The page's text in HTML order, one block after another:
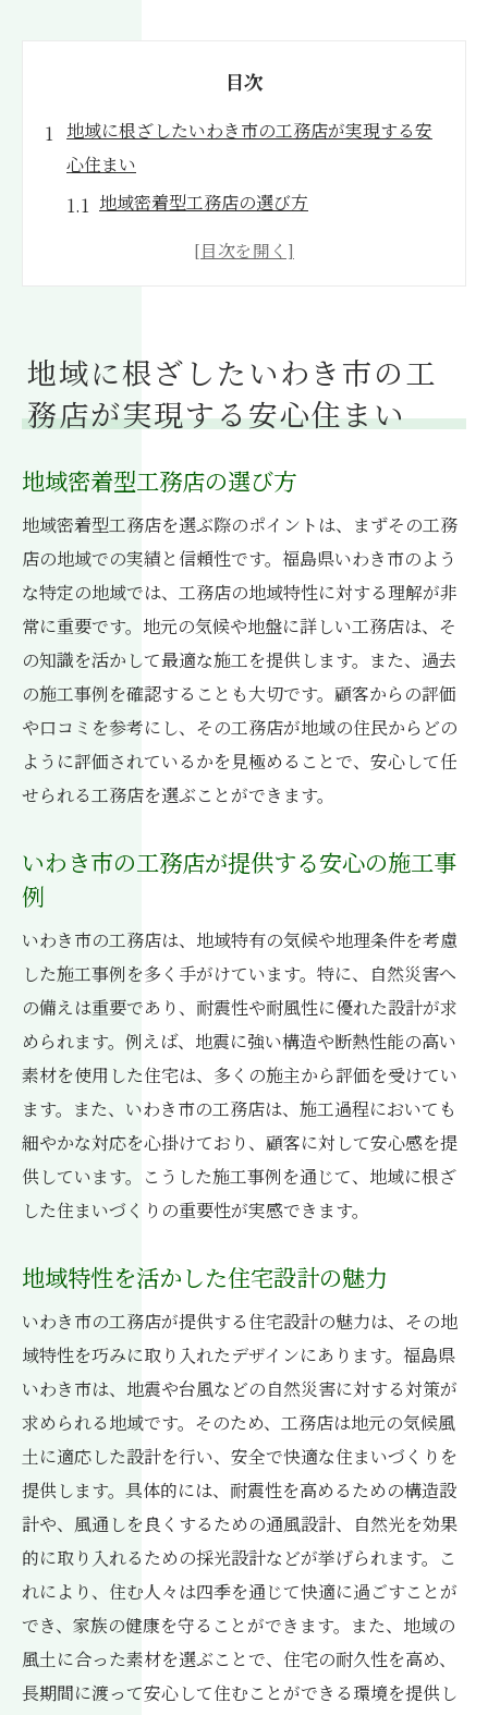
目次
地域に根ざしたいわき市の工務店が実現する安
心住まい
地域密着型工務店の選び方
いわき市の工務店が提供する安心の施工事
地元工務店が提案する地域に適した建材選
び
気候風土を考慮した工務店選びがいわき市での
住まいづくりを左右する
いわき市の気候に適した住宅設計
風土を考慮した耐震・耐風性能の重要性
自然環境に配慮したエコ住宅の提案
地域の気候に強い建材の選び方
気候変動に対応する工務店の取り組み
工務店がもたらす気候に適応した住まいの
メリット
家づくりの秘訣
台風対策を施した施工法
災害後の迅速なサポート体制
地域に即した災害対策の重要性
防災意識を高めるための工務店の工夫
いわき市の実績から学ぶ防災アプローチ
地域特性を活かしたいわき市の工務店が提供す
る施工事例
地元の風景に溶け込むデザイン
季節の変化に対応した施工法
いわき市の歴史を考慮した住宅設計
地域資源を活用した建築アイデア
住民のライフスタイルに適応した住宅設計
いわき市での安心の住まいを実現するための工
務店の選び方
信頼性の高い工務店の見極め方
口コミと実績から選ぶ工務店
訪問時に確認すべきポイント
契約前のチェックリスト
アフターサービスを重視した選択
地元の評判を参考にした工務店選び
地域に根ざしたいわき市の工
務店が実現する安心住まい
地域密着型工務店の選び方
地域密着型工務店を選ぶ際のポイントは、まずその工務
店の地域での実績と信頼性です。福島県いわき市のよう
な特定の地域では、工務店の地域特性に対する理解が非
常に重要です。地元の気候や地盤に詳しい工務店は、そ
の知識を活かして最適な施工を提供します。また、過去
の施工事例を確認することも大切です。顧客からの評価
や口コミを参考にし、その工務店が地域の住民からどの
ように評価されているかを見極めることで、安心して任
せられる工務店を選ぶことができます。
いわき市の工務店が提供する安心の施工事
例
いわき市の工務店は、地域特有の気候や地理条件を考慮
した施工事例を多く手がけています。特に、自然災害へ
の備えは重要であり、耐震性や耐風性に優れた設計が求
められます。例えば、地震に強い構造や断熱性能の高い
素材を使用した住宅は、多くの施主から評価を受けてい
ます。また、いわき市の工務店は、施工過程においても
細やかな対応を心掛けており、顧客に対して安心感を提
供しています。こうした施工事例を通じて、地域に根ざ
した住まいづくりの重要性が実感できます。
地域特性を活かした住宅設計の魅力
いわき市の工務店が提供する住宅設計の魅力は、その地
域特性を巧みに取り入れたデザインにあります。福島県
いわき市は、地震や台風などの自然災害に対する対策が
求められる地域です。そのため、工務店は地元の気候風
土に適応した設計を行い、安全で快適な住まいづくりを
提供します。具体的には、耐震性を高めるための構造設
計や、風通しを良くするための通風設計、自然光を効果
的に取り入れるための採光設計などが挙げられます。こ
れにより、住む人々は四季を通じて快適に過ごすことが
でき、家族の健康を守ることができます。また、地域の
風土に合った素材を選ぶことで、住宅の耐久性を高め、
長期間に渡って安心して住むことができる環境を提供し